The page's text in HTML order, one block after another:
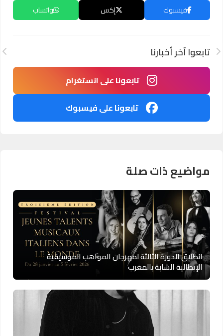
فيسبوك إكس واتساب
تابعوا آخر أخبارنا
تابعونا على انستغرام
تابعونا على فيسبوك
مواضيع ذات صلة
انطلاق الدورة الثالثة لمهرجان المواهب الموسيقية
الإيطالية الشابة بالمغرب